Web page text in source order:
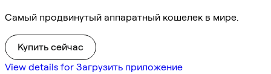
Самый продвинутый аппаратный кошелек в мире.
Купить сейчас
View details for Загрузить приложение